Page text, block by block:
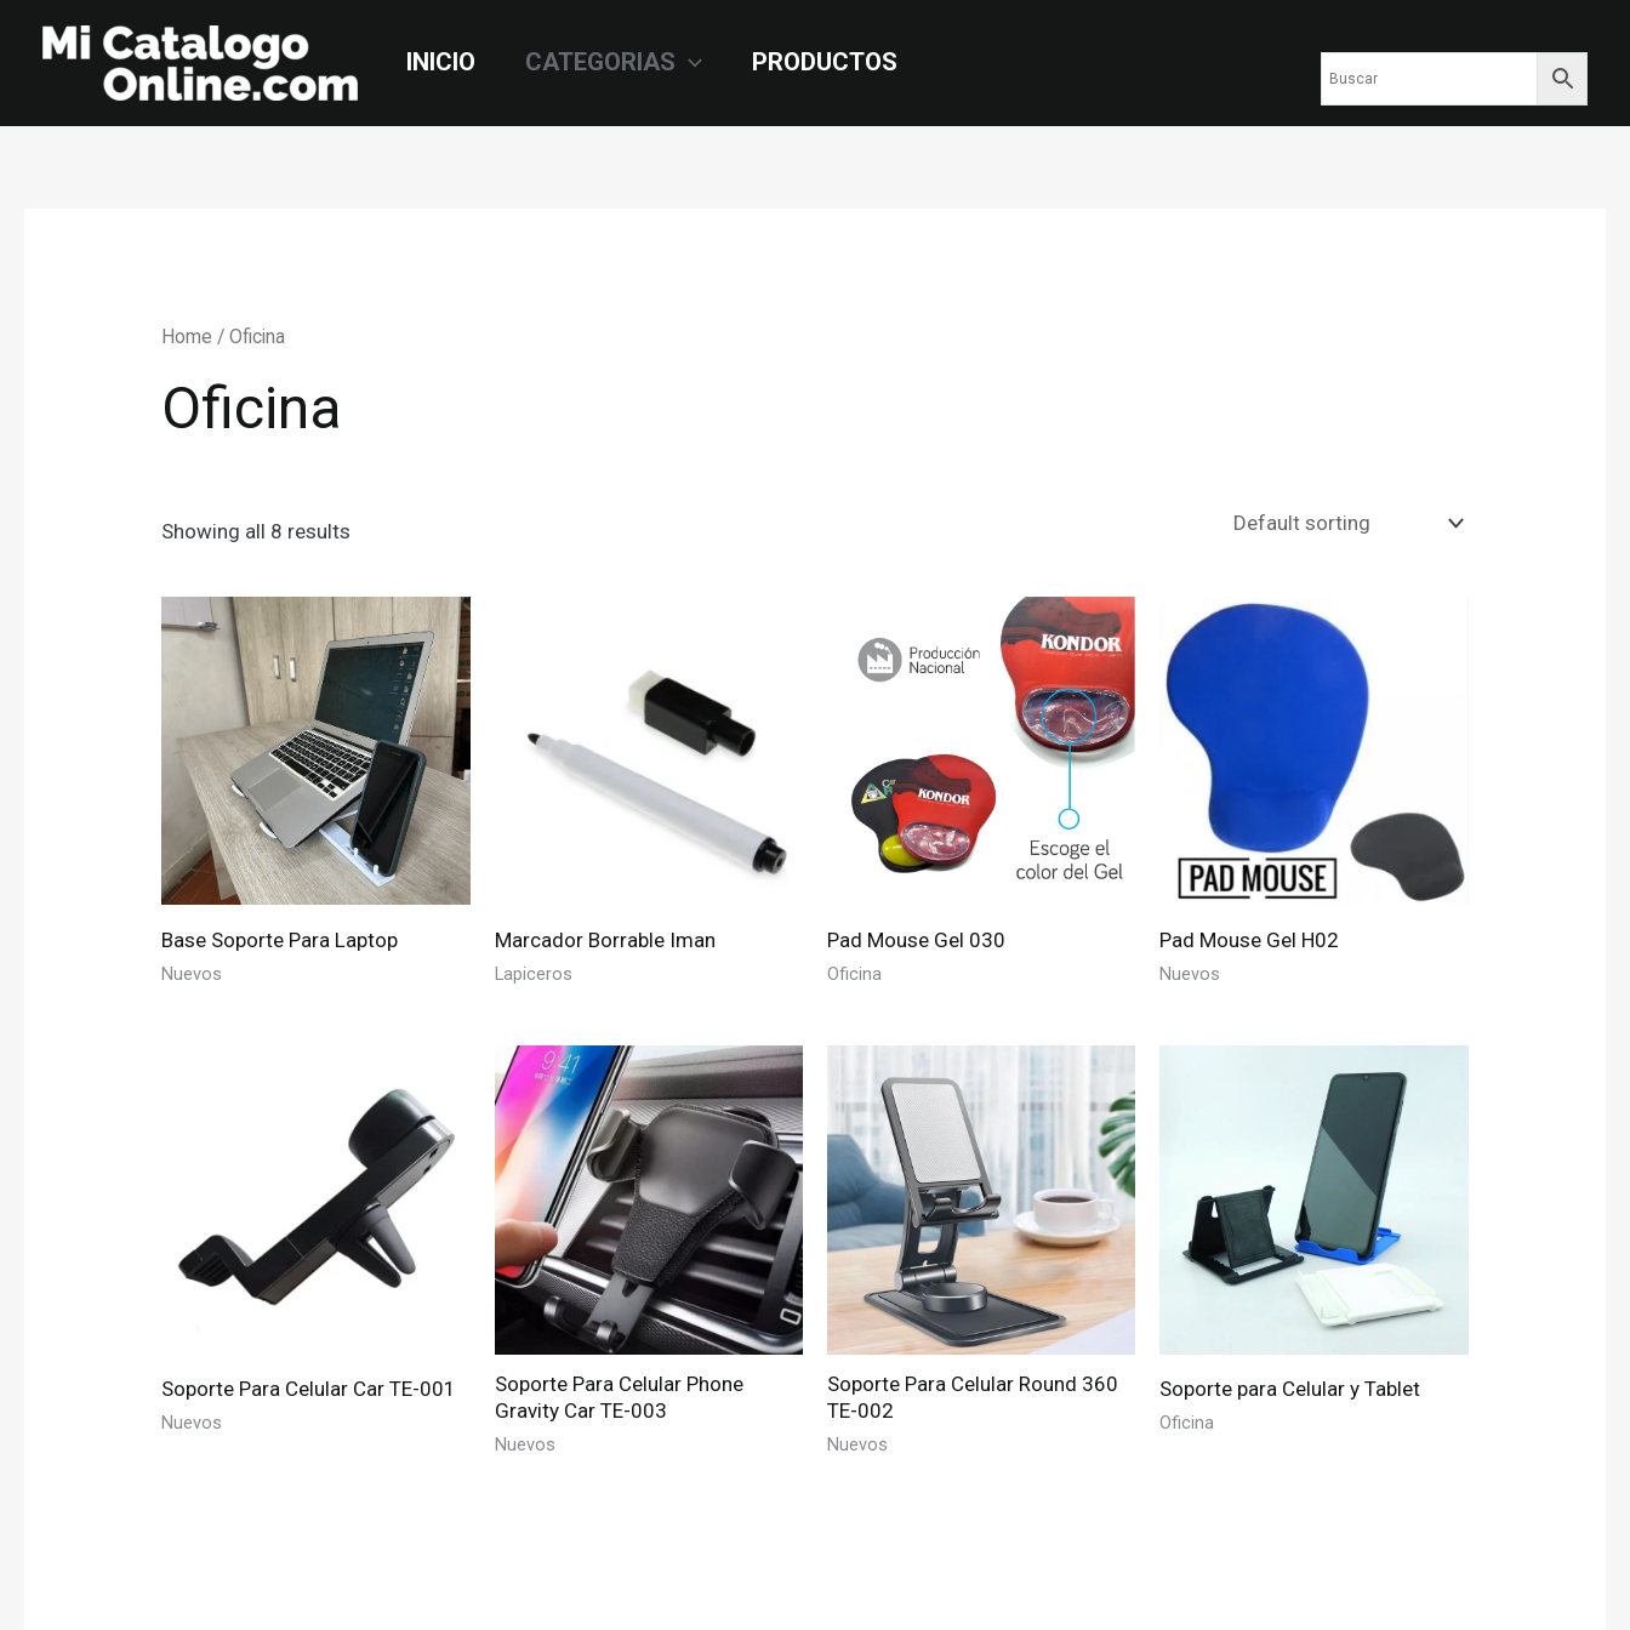
INICIO CATEGORIAS PRODUCTOS
Home / Oficina
Oficina
Showing all 8 results
Base Soporte Para Laptop
Nuevos
Marcador Borrable Iman
Lapiceros
Pad Mouse Gel 030
Oficina
Pad Mouse Gel H02
Nuevos
Soporte Para Celular Car TE-001
Nuevos
Soporte Para Celular Phone
Gravity Car TE-003
Nuevos
Soporte Para Celular Round 360
TE-002
Nuevos
Soporte para Celular y Tablet
Oficina